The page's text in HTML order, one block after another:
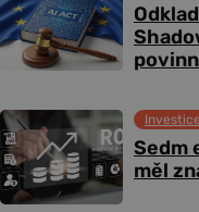
Sedm
měl
Investice